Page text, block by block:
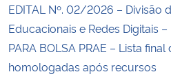
EDITAL Nº. 02/2026 – Divisão
Educacionais e Redes Digitais
PARA BOLSA PRAE – Lista
homologadas após recursos